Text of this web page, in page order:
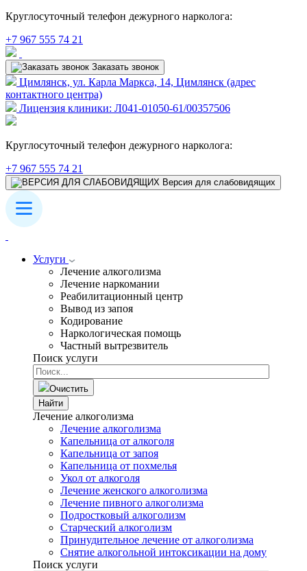
Круглосуточный телефон дежурного нарколога:
+7 967 555 74 21
Заказать звонок
Цимлянск, ул. Карла Маркса, 14, Цимлянск (адрес
контактного центра)
Лицензия клиники: Л041-01050-61/00357506
Круглосуточный телефон дежурного нарколога:
+7 967 555 74 21
Версия для слабовидящих
Услуги
Лечение алкоголизма
Лечение наркомании
Реабилитационный центр
Вывод из запоя
Кодирование
Наркологическая помощь
Частный вытрезвитель
Поиск услуги
Очистить
Найти
Лечение алкоголизма
Лечение алкоголизма
Капельница от алкоголя
Капельница от запоя
Капельница от похмелья
Укол от алкоголя
Лечение женского алкоголизма
Лечение пивного алкоголизма
Подростковый алкоголизм
Старческий алкоголизм
Принудительное лечение от алкоголизма
Снятие алкогольной интоксикации на дому
Поиск услуги